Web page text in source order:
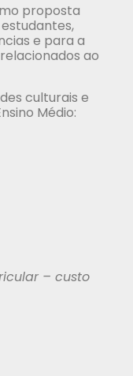
proposta
e para a
ao
culturais e
Médio:
– custo